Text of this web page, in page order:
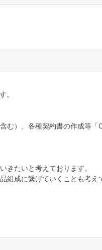
。
む）、各種契約書の作成等
きたいと考えております。
成に繋げていくことも考え